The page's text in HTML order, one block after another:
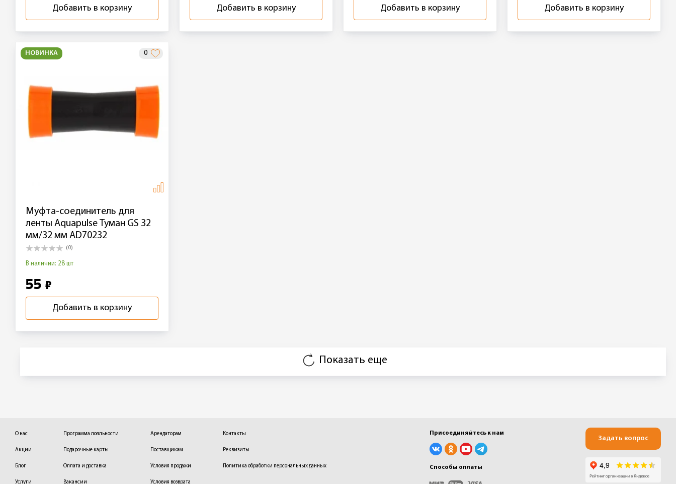
Добавить в корзину Добавить в корзину Добавить в корзину Добавить в корзину
НОВИНКА 0
Муфта-соединитель для
ленты Aquapulse Туман GS 32
мм/32 мм AD70232
(0)
В наличии: 28 шт
55 ₽
Добавить в корзину
Показать еще
О нас
Акции
Блог
Услуги
Программа лояльности
Подарочные карты
Оплата и доставка
Вакансии
Арендаторам
Поставщикам
Условия продажи
Условия возврата
Контакты
Реквизиты
Политика обработки персональных данных Способы оплаты
Задать вопрос
Присоединяйтесь к нам